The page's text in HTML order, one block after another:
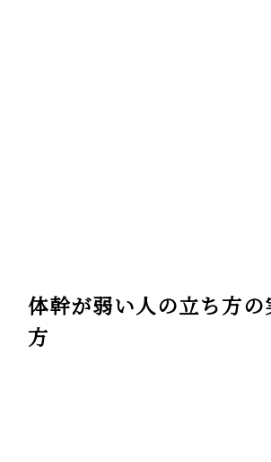
体幹が弱い人の立ち方の
方